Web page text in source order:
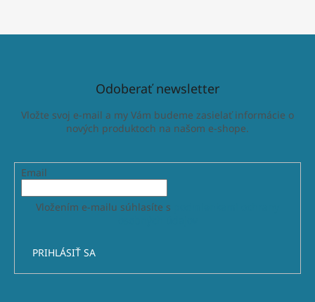
Odoberať newsletter
Vložte svoj e-mail a my Vám budeme zasielať informácie o
nových produktoch na našom e-shope.
Email
Vložením e-mailu súhlasíte s
PRIHLÁSIŤ SA